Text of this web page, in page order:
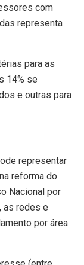
com
representa
para as
14% se
e outras para
representar
reforma do
Nacional por
as redes e
por área